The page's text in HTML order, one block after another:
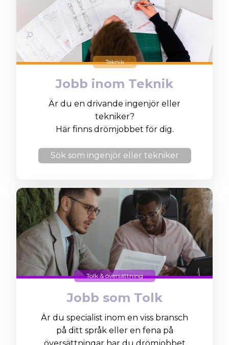
Teknik
Jobb inom Teknik
Är du en drivande ingenjör eller
tekniker?
Här finns drömjobbet för dig.
Sök som ingenjör eller tekniker
Tolk & översättning
Jobb som Tolk
Är du specialist inom en viss bransch
på ditt språk eller en fena på